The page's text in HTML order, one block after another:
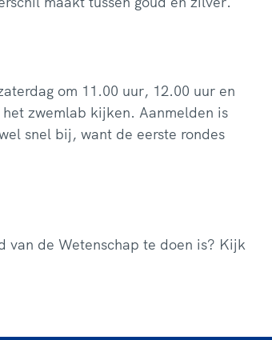
om 11.00 uur, 12.00 uur en
zwemlab kijken. Aanmelden is
snel bij, want de eerste rondes
van de Wetenschap te doen is? Kijk